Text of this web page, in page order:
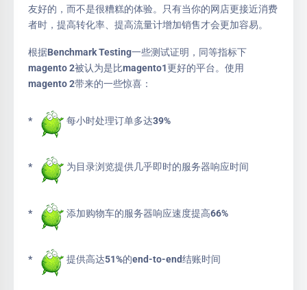
友好的，而不是很糟糕的体验。只有当你的网店更接近消费
者时，提高转化率、提高流量计增加销售才会更加容易。
根据Benchmark Testing一些测试证明，同等指标下
magento 2被认为是比magento1更好的平台。使用
magento 2带来的一些惊喜：
* 每小时处理订单多达39%
* 为目录浏览提供几乎即时的服务器响应时间
* 添加购物车的服务器响应速度提高66%
* 提供高达51%的end-to-end结账时间